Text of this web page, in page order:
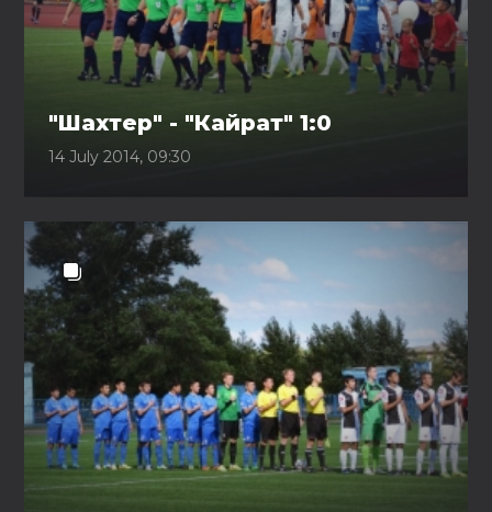
"Шахтер" - "Кайрат" 1:0
14 July 2014, 09:30